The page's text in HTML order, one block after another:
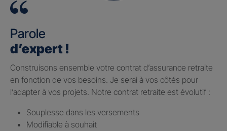
Parole
d’expert !
Construisons ensemble votre contrat d’assurance retraite
en fonction de vos besoins. Je serai à vos côtés pour
l’adapter à vos projets. Notre contrat retraite est évolutif :
Souplesse dans les versements
Modifiable à souhait